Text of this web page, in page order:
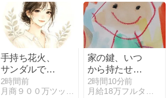
【2026】
手持ち花火、
サンダルで大
丈夫？やけど
を防ぐ7つの
2時間前
月商９００万ツッキー＠せどり王子のCDDVDせどり
家の鍵、いつ
から持たせ
る？
2時間10分前
月給18万フルタイムワーママMISAの育児・株etc.